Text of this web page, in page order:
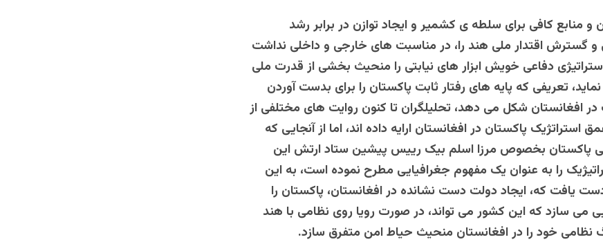
و منابع کافی برای سلطه ی کشمیر و ایجاد توازن در برابر رشد
و گسترش اقتدار ملی هند را، در مناسبت های خارجی و داخلی نداشت
دفاعی خویش ابزار های نیابتی را منحیث بخشی از قدرت ملی
تعریفی که پایه های رفتار ثابت پاکستان را برای بدست آوردن
در افغانستان شکل می دهد، تحلیلگران تا کنون روایت های مختلفی از
پاکستان در افغانستان ارایه داده اند، اما از آنجایی که
پاکستان بخصوص مرزا اسلم بیک رییس پیشین ستاد ارتش این
را به عنوان یک مفهوم جغرافیایی مطرح نموده است، به این
یافت که، ایجاد دولت دست نشانده در افغانستان، پاکستان را
می سازد که این کشور می تواند، در صورت رویا روی نظامی با هند
نظامی خود را در افغانستان منحیث حیاط امن متفرق سازد.